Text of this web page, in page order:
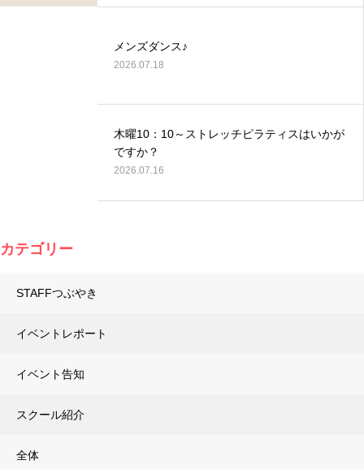
メンズダンス♪
2026.07.18
木曜10：10～ストレッチピラティスはいかが
ですか？
2026.07.16
カテゴリー
STAFFつぶやき
イベントレポート
イベント告知
スクール紹介
全体